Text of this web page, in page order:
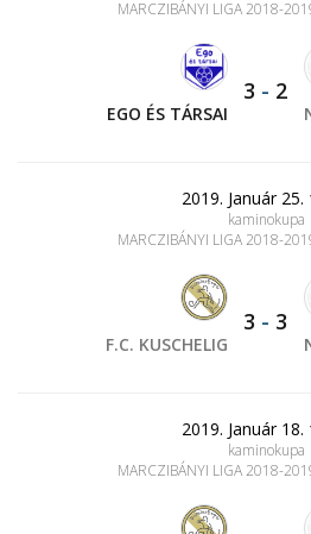
MARCZIBÁNYI LIGA 2018-
EGO ÉS TÁRSAI
3 - 2
2019. Január 25.
kaminokupa
MARCZIBÁNYI LIGA 2018-
F.C. KUSCHELIG
3 - 3
2019. Január 18.
kaminokupa
MARCZIBÁNYI LIGA 2018-